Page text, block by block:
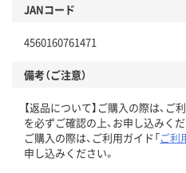
JANコード
4560160761471
備考（ご注意）
【返品について】ご購入の際は、ご
を必ずご確認の上、お申し込みくだ
ご購入の際は、ご利用ガイド「ご利
申し込みください。